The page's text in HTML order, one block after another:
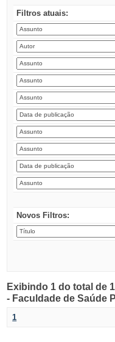
Filtros atuais:
Novos Filtros:
Exibindo 1 do total de
- Faculdade de Saúde
1